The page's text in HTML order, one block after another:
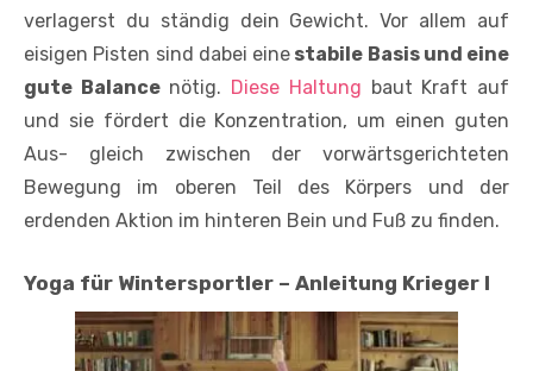
verlagerst du ständig dein Gewicht. Vor allem auf
eisigen Pisten sind dabei eine stabile Basis und eine
gute Balancenötig. Diese Haltung baut Kraft auf
und sie fördert die Konzentration, um einen guten
Aus- gleich zwischen der vorwärtsgerichteten
Bewegung im oberen Teil des Körpers und der
erdenden Aktion im hinteren Bein und Fuß zu finden.
Yoga für Wintersportler – Anleitung Krieger I